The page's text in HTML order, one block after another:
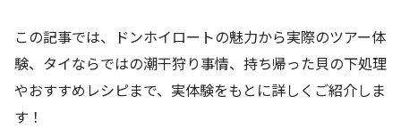
この記事では、ドンホイロートの魅力から実際のツアー体
験、タイならではの潮干狩り事情、持ち帰った貝の下処理
やおすすめレシピまで、実体験をもとに詳しくご紹介しま
す！